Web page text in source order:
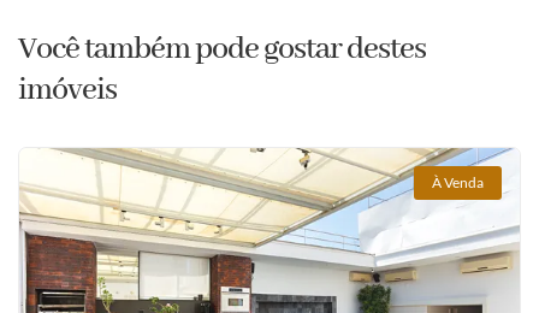
Você também pode gostar destes
imóveis
À Venda